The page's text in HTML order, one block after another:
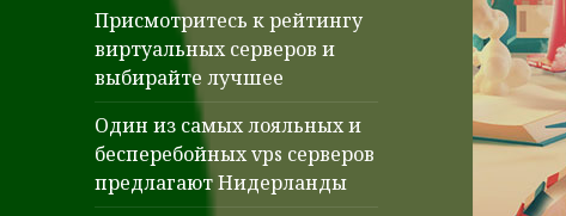
Присмотритесь к рейтингу
виртуальных серверов и
выбирайте лучшее
Один из самых лояльных и
бесперебойных vps серверов
предлагают Нидерланды